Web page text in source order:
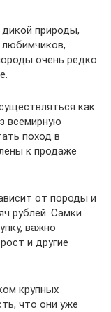
природы,
очень редко
как
всемирную
поход в
к продаже
от породы и
рублей. Самки
важно
и другие
крупных
что они уже